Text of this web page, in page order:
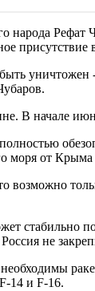
народа
уничтожен
В начале
моря от
возможно
стабильно
не
14 и F-16.